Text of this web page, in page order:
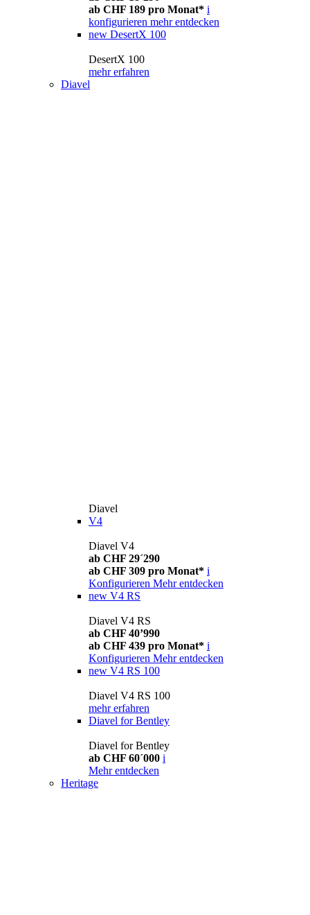
ab CHF 189 pro Monat* i
konfigurieren mehr entdecken
new DesertX 100
DesertX 100
mehr erfahren
Diavel
Diavel
V4
Diavel V4
ab CHF 29´290
ab CHF 309 pro Monat* i
Konfigurieren Mehr entdecken
new V4 RS
Diavel V4 RS
ab CHF 40’990
ab CHF 439 pro Monat* i
Konfigurieren Mehr entdecken
new V4 RS 100
Diavel V4 RS 100
mehr erfahren
Diavel for Bentley
Diavel for Bentley
ab CHF 60´000 i
Mehr entdecken
Heritage